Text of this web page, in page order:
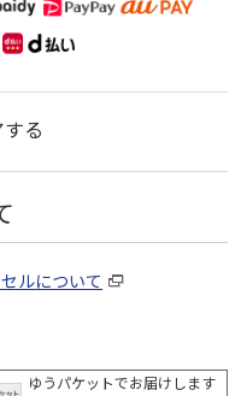
る
ルについて
ゆうパケットでお届けします